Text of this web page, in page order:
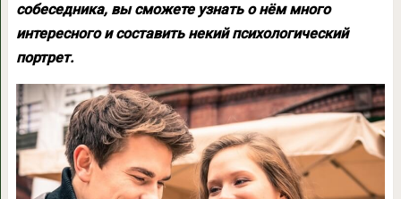
собеседника, вы сможете узнать о нём много
интересного и составить некий психологический
портрет.